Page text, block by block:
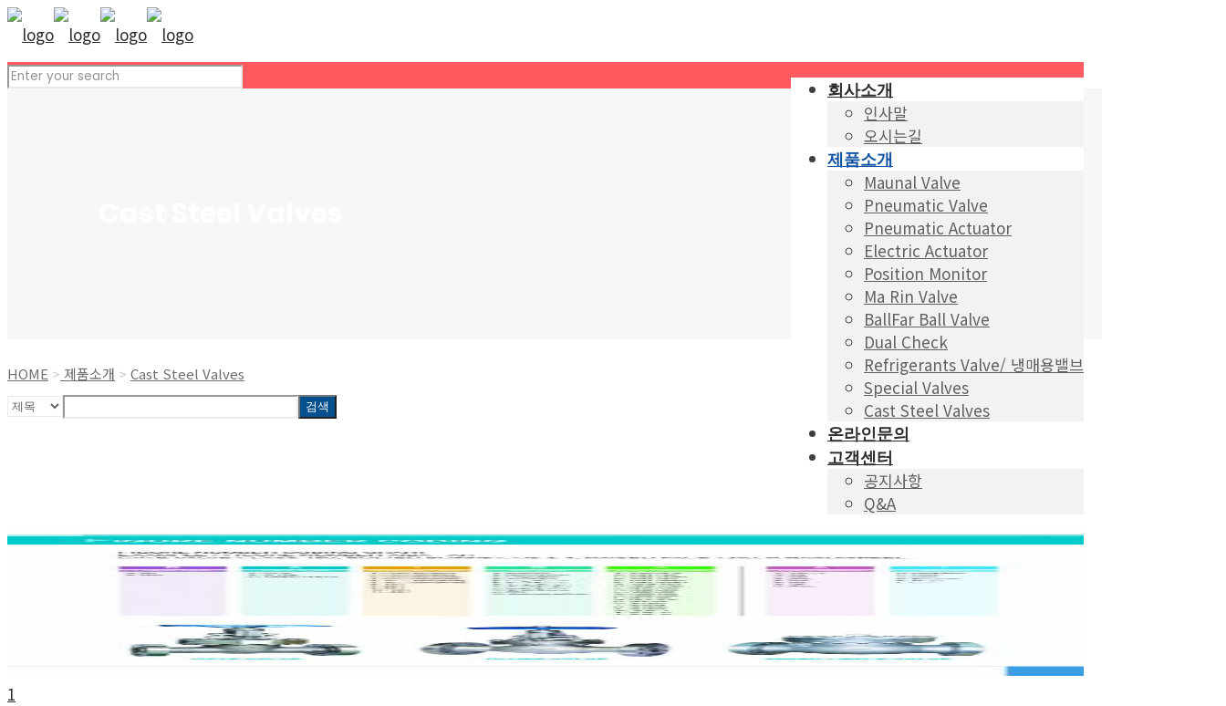
회사소개
인사말
오시는길
제품소개
Maunal Valve
Pneumatic Valve
Pneumatic Actuator
Electric Actuator
Position Monitor
Ma Rin Valve
BallFar Ball Valve
Dual Check
Refrigerants Valve/ 냉매용밸브
Special Valves
Cast Steel Valves
온라인문의
고객센터
공지사항
Q&A
HOME > 제품소개 > Cast Steel Valves
검색
1